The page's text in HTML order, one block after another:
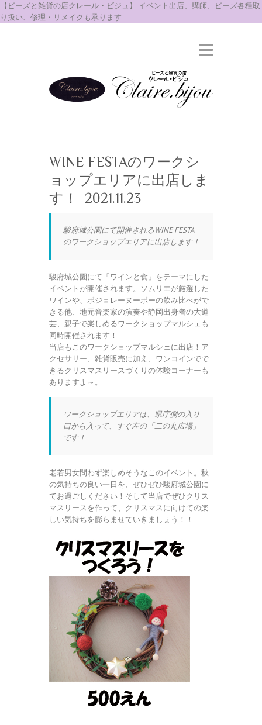
【ビーズと雑貨の店クレール・ビジュ】 イベント出店、講師、ビーズ各種取
り扱い、修理・リメイクも承ります
WINE FESTAのワークシ
ョップエリアに出店しま
す！_2021.11.23
駿府城公園にて開催されるWINE FESTA
のワークショップエリアに出店します！
駿府城公園にて「ワインと食」をテーマにした
イベントが開催されます。ソムリエが厳選した
ワインや、ボジョレーヌーボーの飲み比べがで
きる他、地元音楽家の演奏や静岡出身者の大道
芸、親子で楽しめるワークショップマルシェも
同時開催されます！
当店もこのワークショップマルシェに出店！ア
クセサリー、雑貨販売に加え、ワンコインでで
きるクリスマスリースづくりの体験コーナーも
ありますよ～。
ワークショップエリアは、県庁側の入り
口から入って、すぐ左の「二の丸広場」
です！
老若男女問わず楽しめそうなこのイベント。秋
の気持ちの良い一日を、ぜひぜひ駿府城公園に
てお過ごしください！そして当店でぜひクリス
マスリースを作って、クリスマスに向けての楽
しい気持ちを膨らませていきましょう！！